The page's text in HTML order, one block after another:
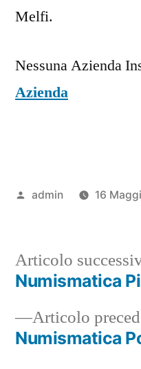
Melfi.
Nessuna Azienda
Azienda
Pubblicato
admin 16
articoli
Articolo
Numismatica
Articolo
Numismatica